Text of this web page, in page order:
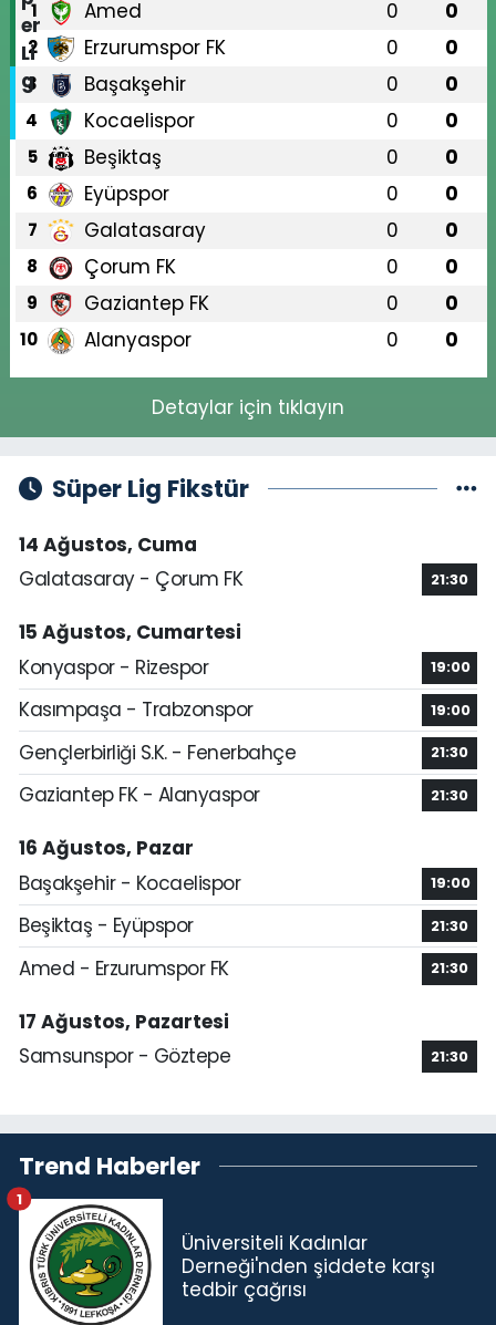
1 Amed 0 0
2 Erzurumspor FK 0 0
3 Başakşehir 0 0
4 Kocaelispor 0 0
5 Beşiktaş 0 0
6 Eyüpspor 0 0
7 Galatasaray 0 0
8 Çorum FK 0 0
9 Gaziantep FK 0 0
10 Alanyaspor 0 0
Detaylar için tıklayın
Süper Lig Fikstür
14 Ağustos, Cuma
Galatasaray - Çorum FK
21:30
15 Ağustos, Cumartesi
Konyaspor - Rizespor
19:00
Kasımpaşa - Trabzonspor 19:00
Gençlerbirliği S.K. - Fenerbahçe 21:30
Gaziantep FK - Alanyaspor 21:30
16 Ağustos, Pazar
Başakşehir - Kocaelispor
19:00
Beşiktaş - Eyüpspor 21:30
Amed - Erzurumspor FK 21:30
17 Ağustos, Pazartesi
Samsunspor - Göztepe
21:30
Trend Haberler
Üniversiteli Kadınlar
Derneği'nden şiddete karşı
tedbir çağrısı
1